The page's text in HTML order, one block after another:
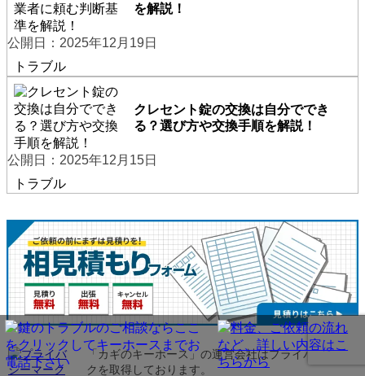
を解説！
公開日：2025年12月19日
トラブル
クレセント錠の交換は自分ででき
る？選び方や交換手順を解説！
公開日：2025年12月15日
トラブル
「カギのキーホース」の運営会社はプライバシーマー
クを取得しております。